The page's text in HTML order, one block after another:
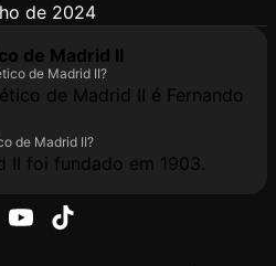
de 2024
de Madrid II
de Madrid II?
de Madrid II é Fernando
de Madrid II?
II foi fundado em 1903.